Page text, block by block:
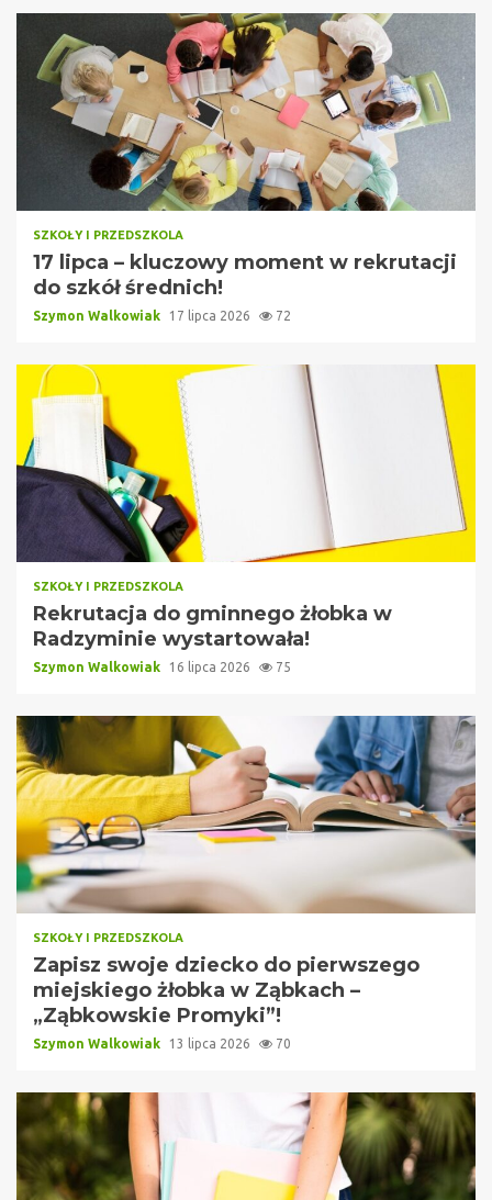
SZKOŁY I PRZEDSZKOLA
17 lipca – kluczowy moment w rekrutacji
do szkół średnich!
Szymon Walkowiak 17 lipca 2026 72
SZKOŁY I PRZEDSZKOLA
Rekrutacja do gminnego żłobka w
Radzyminie wystartowała!
Szymon Walkowiak 16 lipca 2026 75
SZKOŁY I PRZEDSZKOLA
Zapisz swoje dziecko do pierwszego
miejskiego żłobka w Ząbkach –
„Ząbkowskie Promyki”!
Szymon Walkowiak 13 lipca 2026 70